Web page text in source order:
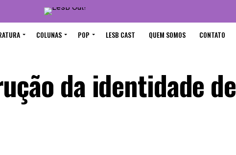
COLUNAS POP LESB CAST QUEM SOMOS CONTATO
da identidade de